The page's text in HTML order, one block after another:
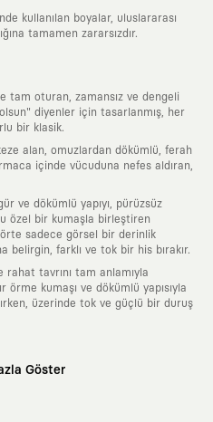
kullanılan boyalar, uluslararası
tamamen zararsızdır.
tam oturan, zamansız ve dengeli
diyenler için tasarlanmış, her
bir klasik.
alan, omuzlardan dökümlü, ferah
içinde vücuduna nefes aldıran,
ve dökümlü yapıyı, pürüzsüz
özel bir kumaşla birleştiren
sadece görsel bir derinlik
belirgin, farklı ve tok bir his bırakır.
tavrını tam anlamıyla
örme kumaşı ve dökümlü yapısıyla
üzerinde tok ve güçlü bir duruş
Göster